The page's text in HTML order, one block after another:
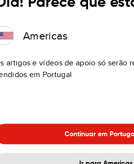
de segurança para evitar a
ou utilizar itens do menu a
durante a condução.
para localizar o veículo enquanto
enquanto conduz,
desobstruída do céu.
Americas
artigos e vídeos de apoio só serão
em Portugal
Continuar em Portugal